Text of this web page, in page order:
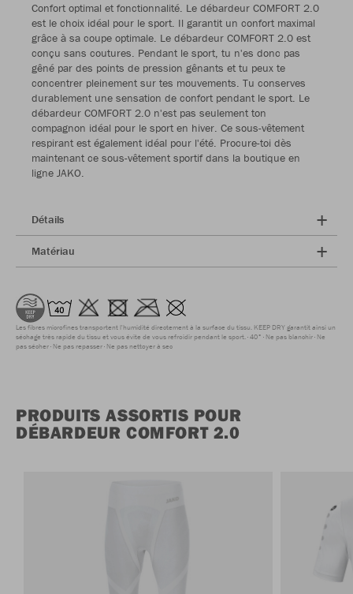
Confort optimal et fonctionnalité. Le débardeur COMFORT 2.0
est le choix idéal pour le sport. Il garantit un confort maximal
grâce à sa coupe optimale. Le débardeur COMFORT 2.0 est
conçu sans coutures. Pendant le sport, tu n'es donc pas
gêné par des points de pression gênants et tu peux te
concentrer pleinement sur tes mouvements. Tu conserves
durablement une sensation de confort pendant le sport. Le
débardeur COMFORT 2.0 n'est pas seulement ton
compagnon idéal pour le sport en hiver. Ce sous-vêtement
respirant est également idéal pour l'été. Procure-toi dès
maintenant ce sous-vêtement sportif dans la boutique en
ligne JAKO.
Détails
Matériau
Les fibres microfines transportent l'humidité directement à la surface du tissu. KEEP DRY garantit ainsi un
séchage très rapide du tissu et vous évite de vous refroidir pendant le sport. 40° Ne pas blanchir Ne
pas sécher Ne pas repasser Ne pas nettoyer à sec
PRODUITS ASSORTIS POUR
DÉBARDEUR COMFORT 2.0